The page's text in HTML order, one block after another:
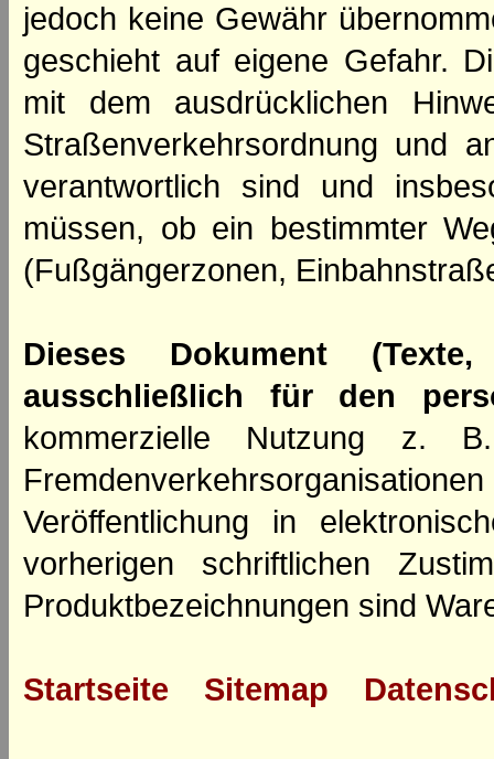
jedoch keine Gewähr
geschieht auf eigene Gefahr.
mit dem ausdrücklichen
Straßenverkehrsordnung und
verantwortlich sind und
müssen, ob ein bestimmter
(Fußgängerzonen,
Dieses Dokument
ausschließlich für den
kommerzielle Nutzung z.
Veröffentlichung in
vorherigen schriftlichen
Produktbezeichnungen sind
Startseite Sitemap